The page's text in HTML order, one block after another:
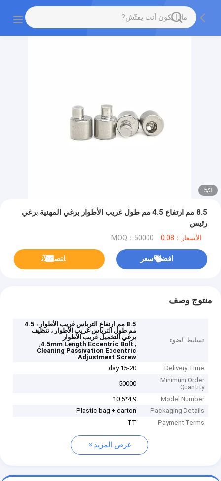
3
/
5
8.5 مم ارتفاع 4.5 مم طول غريب الأطوار برغي المهنية برغي
رئيس
الأسعار：0.08 MOQ：50000
افضل سعر ﺎﺘﺼﻟ ﺍﻶﻧ
منتوج وصف
تسليط الضوء
8.5 مم ارتفاع الترباس غريب الأطوار ، 4.5
مم طول الترباس غريب الأطوار ، تنظيف
برغي التخميل غريب الأطوار
,
4.5mm Length Eccentric Bolt
,
Cleaning Passivation Eccentric
Adjustment Screw
Delivery Time
15-20 day
Minimum Order
Quantity
50000
Model Number
4.9*10.5
Packaging Details
Plastic bag + carton
Payment Terms
TT
عرض المزيد